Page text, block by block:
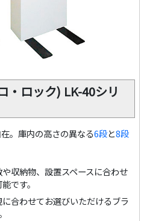
・ロック) LK-40シリ
。庫内の高さの異なる6段と8段
や収納物、設置スペースに合わせ
です。
合わせてお選びいただけるブラ